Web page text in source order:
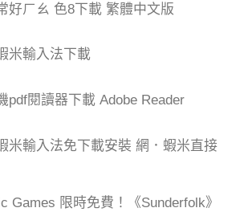
好ㄏㄠ 色8下載 繁體中文版
米輸入法下載
pdf閱讀器下載 Adobe Reader
米輸入法免下載安裝 網．蝦米直接
Games 限時免費！《Sunderfolk》